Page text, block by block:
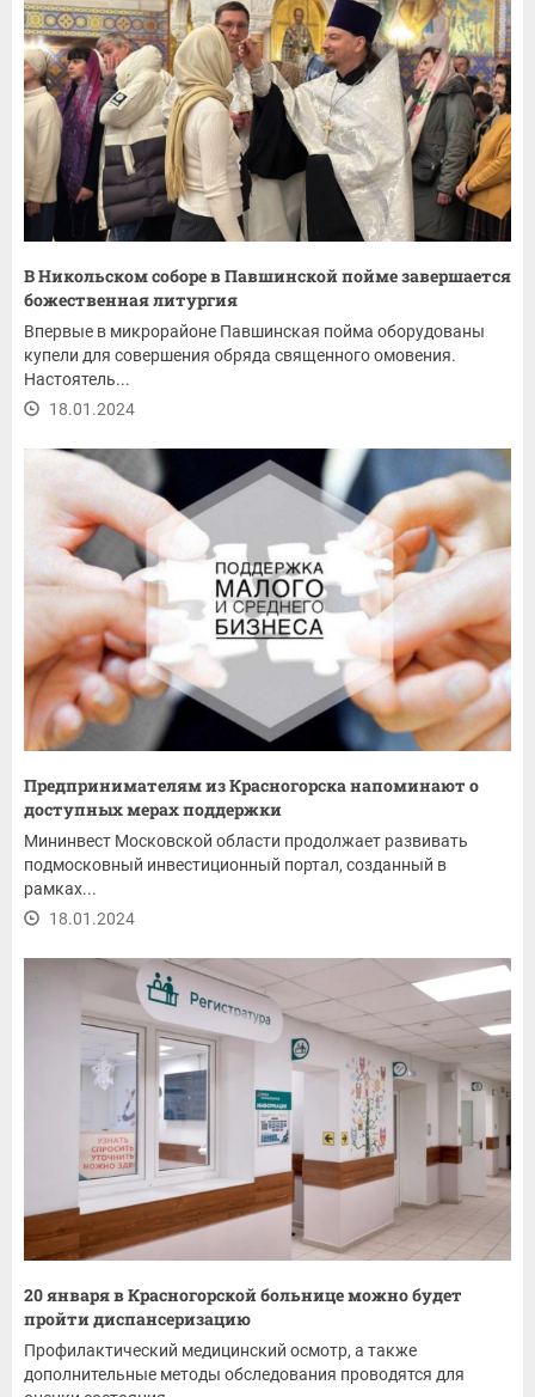
В Никольском соборе в Павшинской пойме завершается
божественная литургия
Впервые в микрорайоне Павшинская пойма оборудованы
купели для совершения обряда священного омовения.
Настоятель...
18.01.2024
Предпринимателям из Красногорска напоминают о
доступных мерах поддержки
Мининвест Московской области продолжает развивать
подмосковный инвестиционный портал, созданный в
рамках...
18.01.2024
20 января в Красногорской больнице можно будет
пройти диспансеризацию
Профилактический медицинский осмотр, а также
дополнительные методы обследования проводятся для